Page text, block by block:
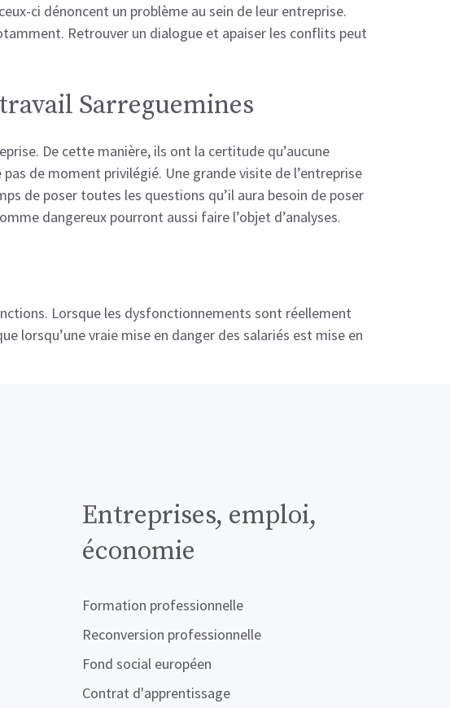
ci dénoncent un problème au sein de leur entreprise.
Retrouver un dialogue et apaiser les conflits peut
Sarreguemines
De cette manière, ils ont la certitude qu’aucune
de moment privilégié. Une grande visite de l’entreprise
de poser toutes les questions qu’il aura besoin de poser
dangereux pourront aussi faire l’objet d’analyses.
Lorsque les dysfonctionnements sont réellement
lorsqu’une vraie mise en danger des salariés est mise en
Entreprises, emploi,
économie
Formation professionnelle
Reconversion professionnelle
Fond social européen
Contrat d'apprentissage